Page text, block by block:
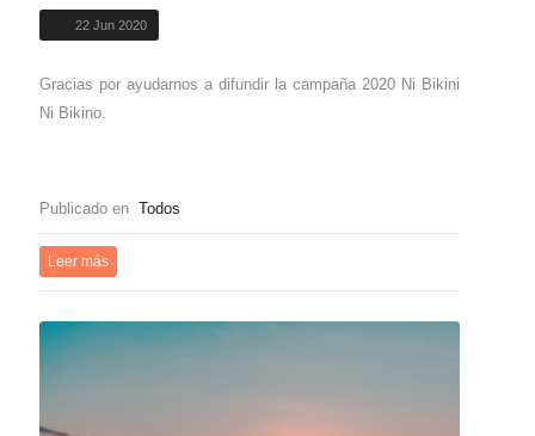
22 Jun 2020
Gracias por ayudarnos a difundir la campaña 2020 Ni Bikini
Ni Bikino.
Publicado en Todos
Leer más